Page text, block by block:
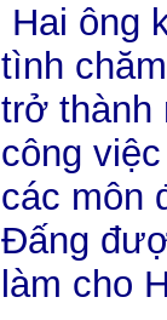
Hai ông
tình
trở thành
công
các môn
Đấng
làm cho